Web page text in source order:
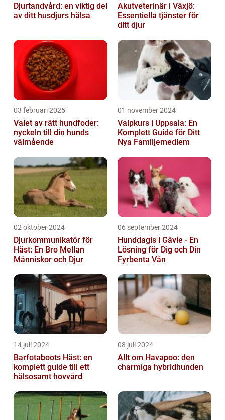
Djurtandvård: en viktig del
av ditt husdjurs hälsa
Akutveterinär i Växjö:
Essentiella tjänster för
ditt djur
03 februari 2025
Valet av rätt hundfoder:
nyckeln till din hunds
välmående
01 november 2024
Valpkurs i Uppsala: En
Komplett Guide för Ditt
Nya Familjemedlem
02 oktober 2024
Djurkommunikatör för
Häst: En Bro Mellan
Människor och Djur
06 september 2024
Hunddagis i Gävle - En
Lösning för Dig och Din
Fyrbenta Vän
14 juli 2024
Barfotaboots Häst: en
komplett guide till ett
hälsosamt hovvård
08 juli 2024
Allt om Havapoo: den
charmiga hybridhunden